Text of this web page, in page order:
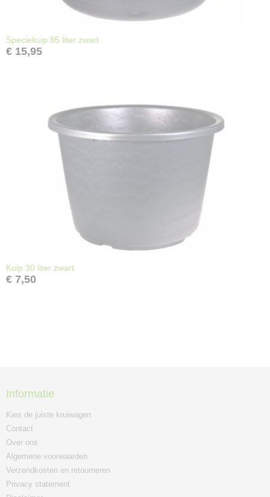
Speciekuip 85 liter zwart
€ 15,95
Kuip 30 liter zwart
€ 7,50
Informatie
Kies de juiste kruiwagen
Contact
Over ons
Algemene voorwaarden
Verzendkosten en retourneren
Privacy statement